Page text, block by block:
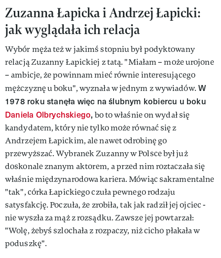
Zuzanna Łapicka i Andrzej Łapicki:
jak wyglądała ich relacja
Wybór męża też w jakimś stopniu był podyktowany
relacją Zuzanny Łapickiej z tatą. "Miałam – może urojone
– ambicje, że powinnam mieć równie interesującego
mężczyznę u boku", wyznała w jednym z wywiadów. W
1978 roku stanęła więc na ślubnym kobiercu u boku
Daniela Olbrychskiego, bo to właśnie on wydał się
kandydatem, który nie tylko może równać się z
Andrzejem Łapickim, ale nawet odrobinę go
przewyższać. Wybranek Zuzanny w Polsce był już
doskonale znanym aktorem, a przed nim roztaczała się
właśnie międzynarodowa kariera. Mówiąc sakramentalne
"tak", córka Łapickiego czuła pewnego rodzaju
satysfakcję. Poczuła, że zrobiła, tak jak radził jej ojciec -
nie wyszła za mąż z rozsądku. Zawsze jej powtarzał:
"Wolę, żebyś szlochała z rozpaczy, niż cicho płakała w
poduszkę".